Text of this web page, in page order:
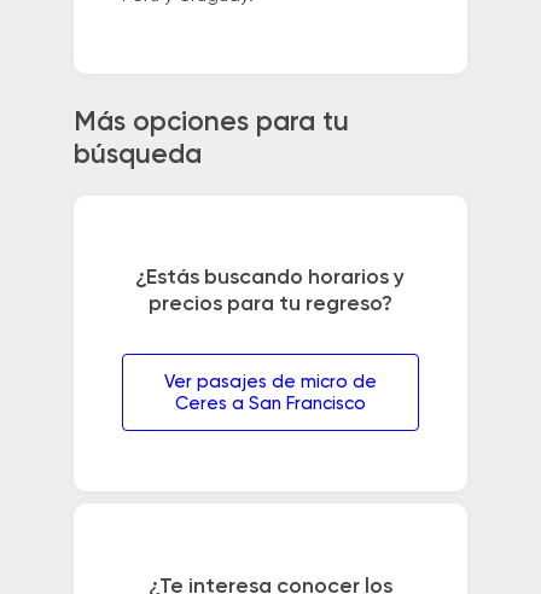
Más opciones para tu
búsqueda
¿Estás buscando horarios y
precios para tu regreso?
Ver pasajes de micro de
Ceres a San Francisco
¿Te interesa conocer los